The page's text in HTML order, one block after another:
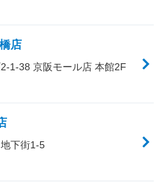
店
1-38 京阪モール店 本館2F
下街1-5